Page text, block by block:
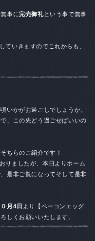
事に完売御礼という事で無事
ていきますのでこれからも、
いかがお過ごしでしょうか。
、この先どう過ごせばいいの
ちらのご紹介です！
りましたが、本日よりホーム
是非ご覧になってそして是非
月4日 より【ベーコンエッグ
しくお願いいたします。